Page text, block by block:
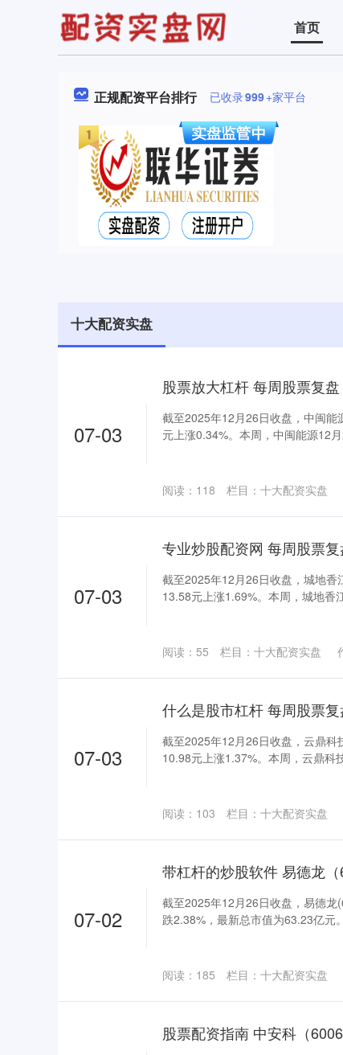
首页
正规配资平台排行 已收录999+家平台
十大配资实盘
07-03
截至2025年12月26日收盘，中闽
元上涨0.34%。本周，中闽能源12
阅读： 118 栏目： 十大配资实盘
07-03
截至2025年12月26日收盘，城地
13.58元上涨1.69%。本周，城地香
阅读： 55 栏目： 十大配资实盘
07-03
截至2025年12月26日收盘，云鼎
10.98元上涨1.37%。本周，云鼎科
阅读： 103 栏目： 十大配资实盘
07-02
截至2025年12月26日收盘，易德
跌2.38%，最新总市值为63.23亿元
阅读： 185 栏目： 十大配资实盘